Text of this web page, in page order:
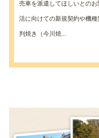
売車を派遣してほしいとの
活に向けての新規契約や機
判焼き（今川焼...